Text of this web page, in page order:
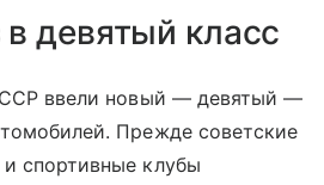
девятый класс
ввели новый — девятый —
Прежде советские
спортивные клубы